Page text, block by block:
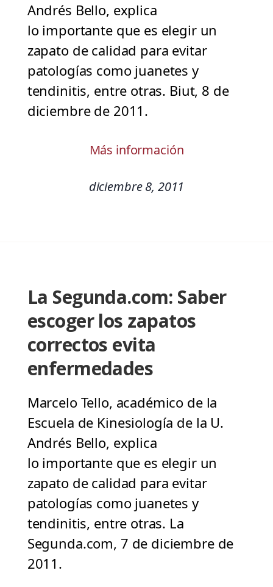
Andrés Bello, explica
lo importante que es elegir un
zapato de calidad para evitar
patologías como juanetes y
tendinitis, entre otras. Biut, 8 de
diciembre de 2011.
Más información
diciembre 8, 2011
La Segunda.com: Saber
escoger los zapatos
correctos evita
enfermedades
Marcelo Tello, académico de la
Escuela de Kinesiología de la U.
Andrés Bello, explica
lo importante que es elegir un
zapato de calidad para evitar
patologías como juanetes y
tendinitis, entre otras. La
Segunda.com, 7 de diciembre de
2011.